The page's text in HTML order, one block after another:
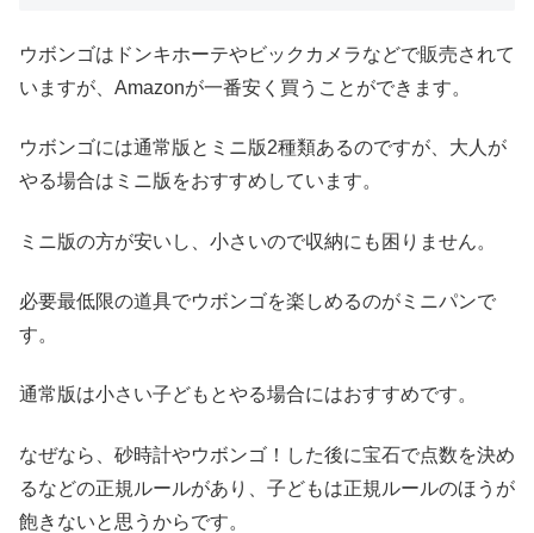
ウボンゴはドンキホーテやビックカメラなどで販売されて
いますが、Amazonが一番安く買うことができます。
ウボンゴには通常版とミニ版2種類あるのですが、大人が
やる場合はミニ版をおすすめしています。
ミニ版の方が安いし、小さいので収納にも困りません。
必要最低限の道具でウボンゴを楽しめるのがミニパンで
す。
通常版は小さい子どもとやる場合にはおすすめです。
なぜなら、砂時計やウボンゴ！した後に宝石で点数を決め
るなどの正規ルールがあり、子どもは正規ルールのほうが
飽きないと思うからです。